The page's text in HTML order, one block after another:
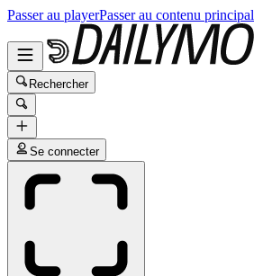
Passer au playerPasser au contenu principal
Rechercher
Se connecter